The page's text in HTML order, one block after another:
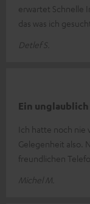
erwartet Schnelle
das was ich
Detlef S.
Ein
Ich hatte noch
Gelegenheit also.
freundlichen
Michel M.